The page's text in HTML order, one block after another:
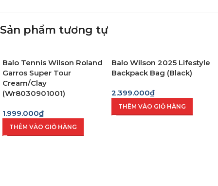
Sản phẩm tương tự
Balo Tennis Wilson Roland
Garros Super Tour
Cream/Clay
(Wr8030901001)
1.999.000₫
THÊM VÀO GIỎ HÀNG
Balo Wilson 2025 Lifestyle
Backpack Bag (Black)
2.399.000₫
THÊM VÀO GIỎ HÀNG